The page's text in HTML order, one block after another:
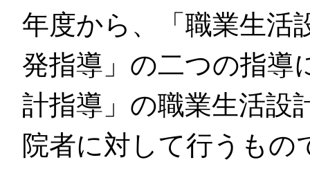
年度から、「職業生活
発指導」の二つの指導
計指導」の職業生活設
院者に対して行うもの